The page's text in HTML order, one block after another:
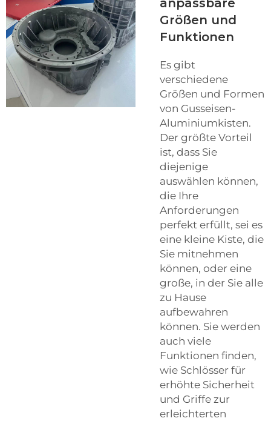
anpassbare
Größen und
Funktionen
Es gibt
verschiedene
Größen und Formen
von Gusseisen-
Aluminiumkisten.
Der größte Vorteil
ist, dass Sie
diejenige
auswählen können,
die Ihre
Anforderungen
perfekt erfüllt, sei es
eine kleine Kiste, die
Sie mitnehmen
können, oder eine
große, in der Sie alle
zu Hause
aufbewahren
können. Sie werden
auch viele
Funktionen finden,
wie Schlösser für
erhöhte Sicherheit
und Griffe zur
erleichterten